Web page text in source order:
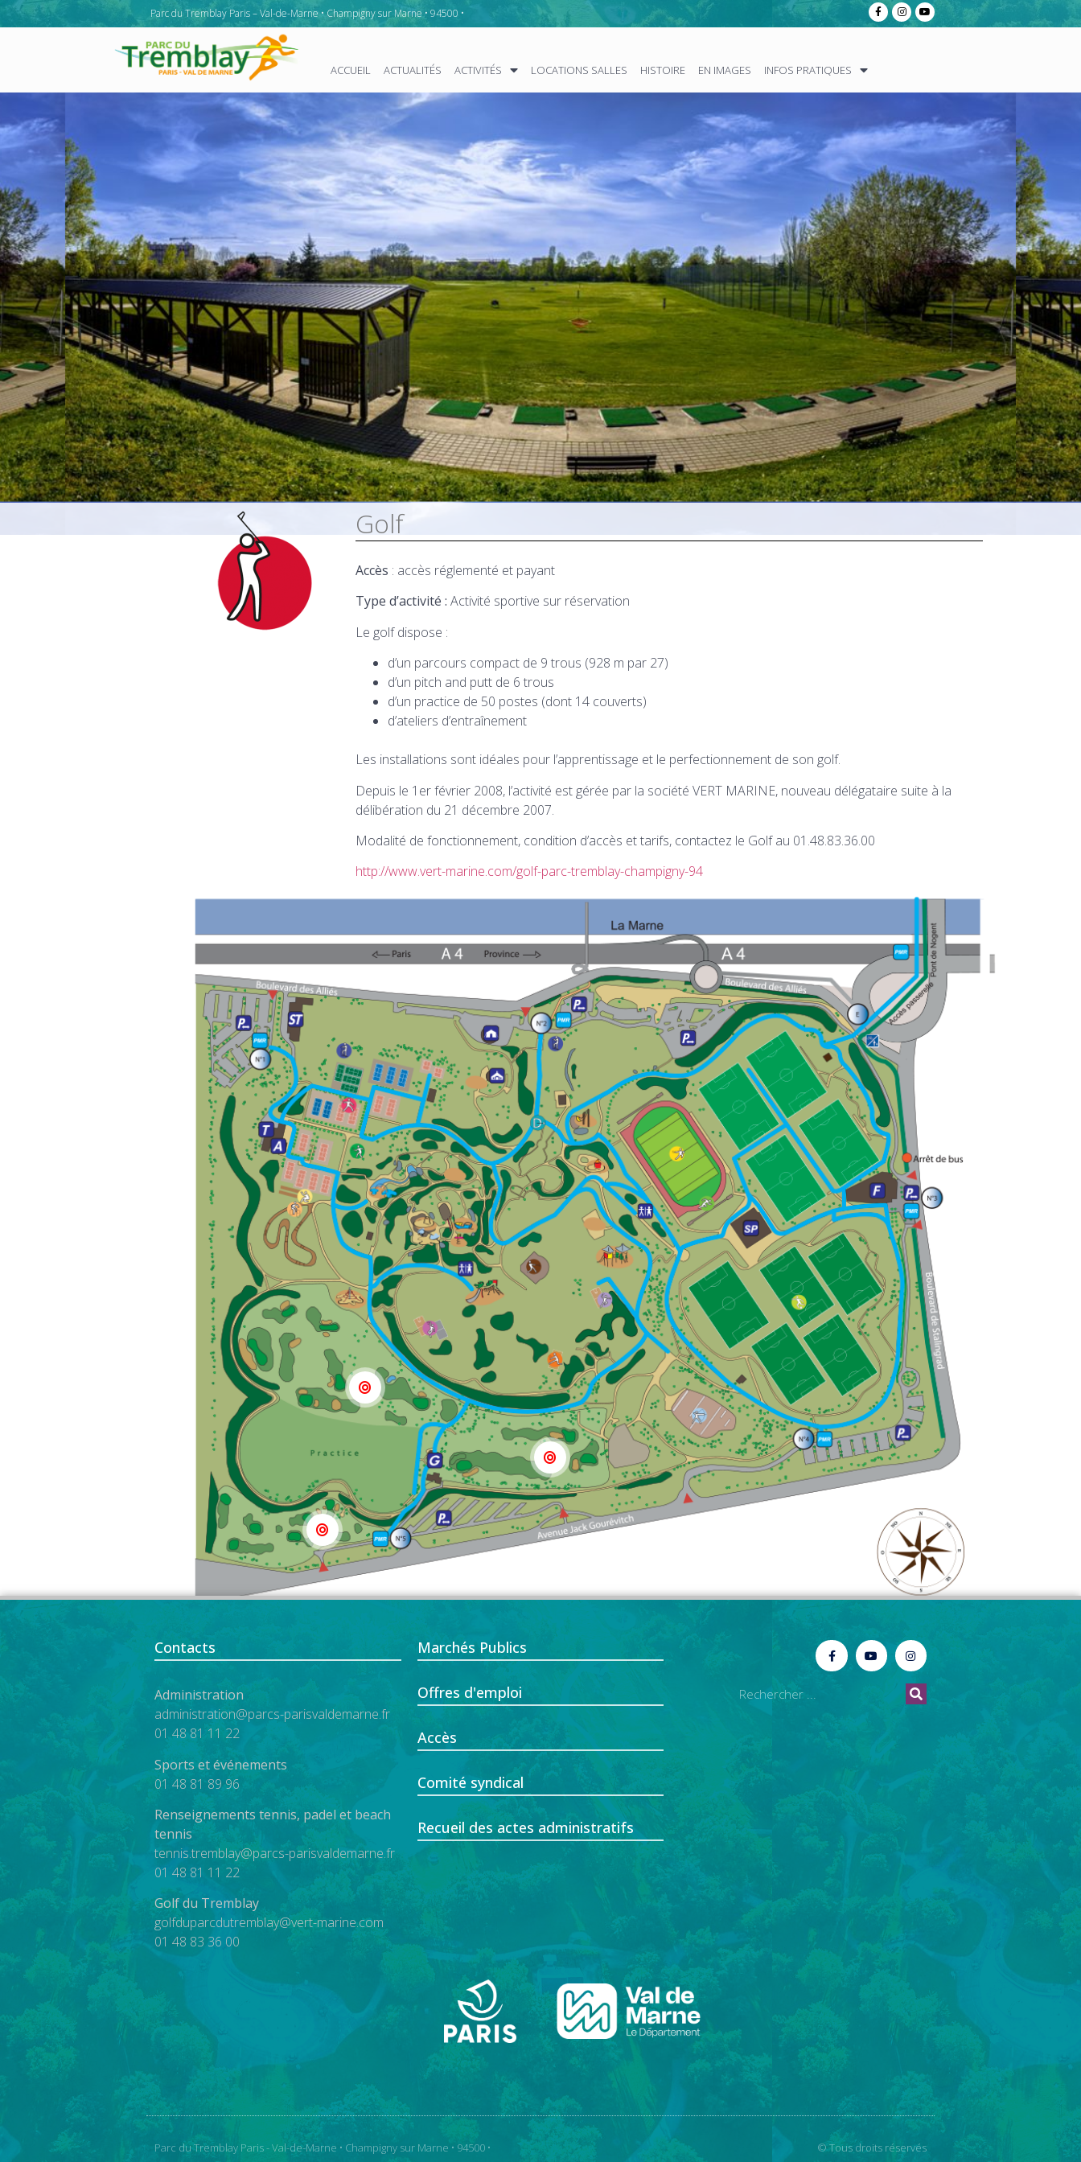
Parc du Tremblay Paris – Val-de-Marne • Champigny sur Marne • 94500 •
ACCUEIL ACTUALITÉS ACTIVITÉS LOCATIONS SALLES HISTOIRE EN IMAGES INFOS PRATIQUES
Golf
Accès : accès réglementé et payant
Type d’activité : Activité sportive sur réservation
Le golf dispose :
d’un parcours compact de 9 trous (928 m par 27)
d’un pitch and putt de 6 trous
d’un practice de 50 postes (dont 14 couverts)
d’ateliers d’entraînement
Les installations sont idéales pour l’apprentissage et le perfectionnement de son golf.
Depuis le 1er février 2008, l’activité est gérée par la société VERT MARINE, nouveau délégataire suite à la
délibération du 21 décembre 2007.
Modalité de fonctionnement, condition d’accès et tarifs, contactez le Golf au 01.48.83.36.00
http://www.vert-marine.com/golf-parc-tremblay-champigny-94
Contacts
Administration
administration@parcs-parisvaldemarne.fr
01 48 81 11 22
Sports et événements
01 48 81 89 96
Renseignements tennis, padel et beach
tennis
tennis.tremblay@parcs-parisvaldemarne.fr
01 48 81 11 22
Golf du Tremblay
golfduparcdutremblay@vert-marine.com
01 48 83 36 00
Marchés Publics
Offres d'emploi
Accès
Comité syndical
Recueil des actes administratifs
Parc du Tremblay Paris - Val-de-Marne • Champigny sur Marne • 94500 • © Tous droits réservés